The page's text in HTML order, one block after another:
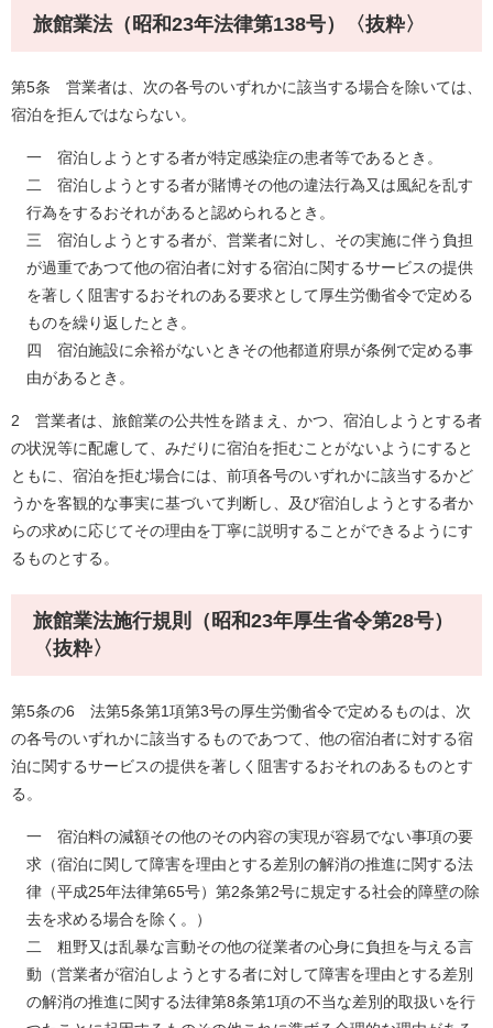
旅館業法（昭和23年法律第138号）〈抜粋〉
第5条 営業者は、次の各号のいずれかに該当する場合を除いては、
宿泊を拒んではならない。
一 宿泊しようとする者が特定感染症の患者等であるとき。
二 宿泊しようとする者が賭博その他の違法行為又は風紀を乱す
行為をするおそれがあると認められるとき。
三 宿泊しようとする者が、営業者に対し、その実施に伴う負担
が過重であつて他の宿泊者に対する宿泊に関するサービスの提供
を著しく阻害するおそれのある要求として厚生労働省令で定める
ものを繰り返したとき。
四 宿泊施設に余裕がないときその他都道府県が条例で定める事
由があるとき。
2 営業者は、旅館業の公共性を踏まえ、かつ、宿泊しようとする者
の状況等に配慮して、みだりに宿泊を拒むことがないようにすると
ともに、宿泊を拒む場合には、前項各号のいずれかに該当するかど
うかを客観的な事実に基づいて判断し、及び宿泊しようとする者か
らの求めに応じてその理由を丁寧に説明することができるようにす
るものとする。
旅館業法施行規則（昭和23年厚生省令第28号）
〈抜粋〉
第5条の6 法第5条第1項第3号の厚生労働省令で定めるものは、次
の各号のいずれかに該当するものであつて、他の宿泊者に対する宿
泊に関するサービスの提供を著しく阻害するおそれのあるものとす
る。
一 宿泊料の減額その他のその内容の実現が容易でない事項の要
求（宿泊に関して障害を理由とする差別の解消の推進に関する法
律（平成25年法律第65号）第2条第2号に規定する社会的障壁の除
去を求める場合を除く。）
二 粗野又は乱暴な言動その他の従業者の心身に負担を与える言
動（営業者が宿泊しようとする者に対して障害を理由とする差別
の解消の推進に関する法律第8条第1項の不当な差別的取扱いを行